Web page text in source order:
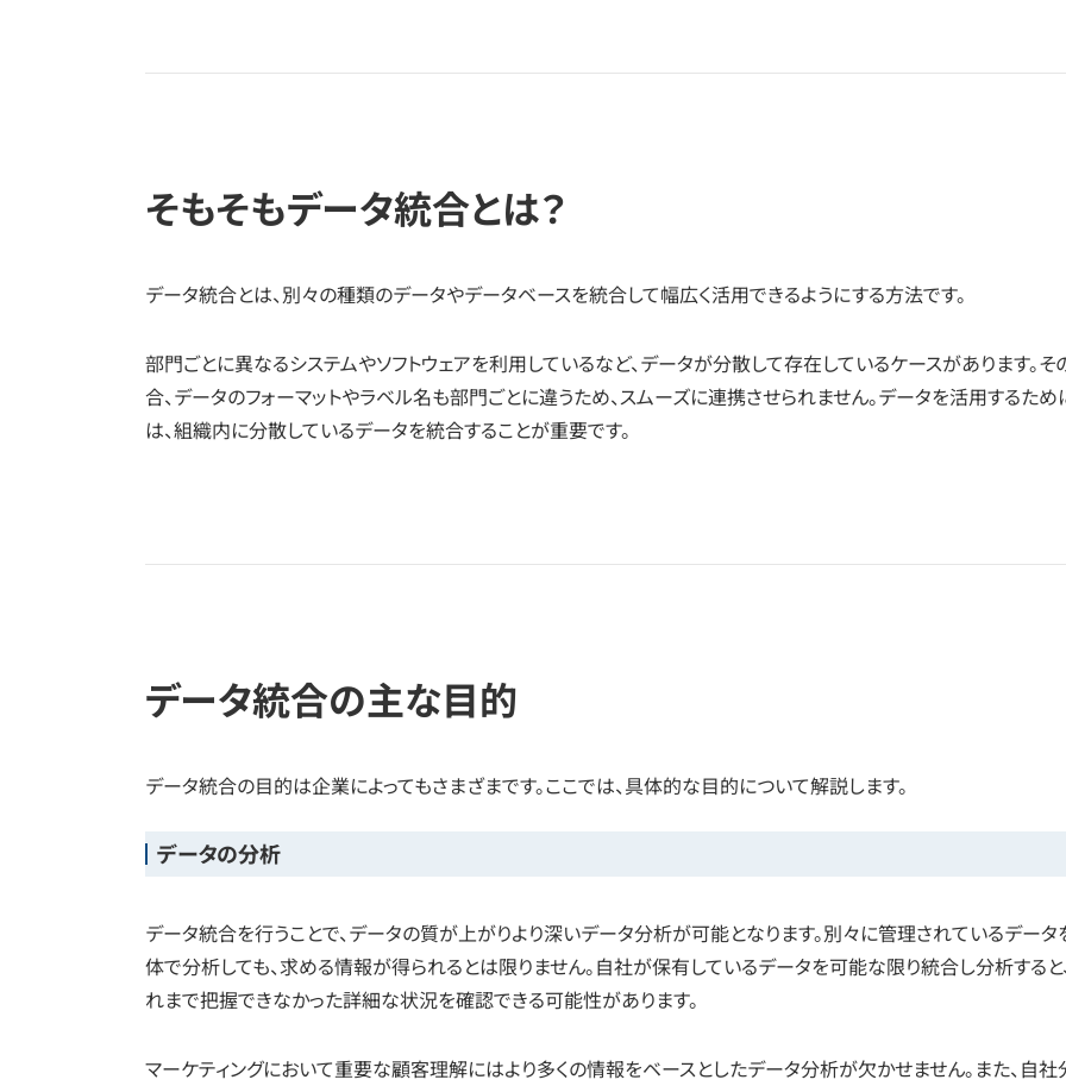
そもそもデータ統合とは？
データ統合とは、別々の種類のデータやデータベースを統合して幅広く活用できるようにする方法です。
部門ごとに異なるシステムやソフトウェアを利用しているなど、データが分散して存在しているケースがあります。そ
合、データのフォーマットやラベル名も部門ごとに違うため、スムーズに連携させられません。データを活用するため
は、組織内に分散しているデータを統合することが重要です。
データ統合の主な目的
データ統合の目的は企業によってもさまざまです。ここでは、具体的な目的について解説します。
データの分析
データ統合を行うことで、データの質が上がりより深いデータ分析が可能となります。別々に管理されているデータ
体で分析しても、求める情報が得られるとは限りません。自社が保有しているデータを可能な限り統合し分析すると
れまで把握できなかった詳細な状況を確認できる可能性があります。
マーケティングにおいて重要な顧客理解にはより多くの情報をベースとしたデータ分析が欠かせません。また、自社